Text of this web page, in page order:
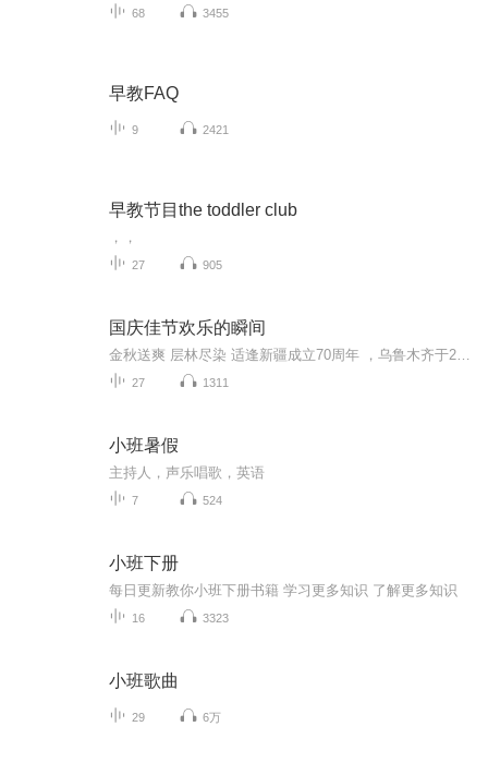
68 3455
早教FAQ
9 2421
早教节目the toddler club
，，
27 905
国庆佳节欢乐的瞬间
27 1311
小班暑假
主持人，声乐唱歌，英语
7 524
小班下册
每日更新教你小班下册书籍 学习更多知识 了解更多知识
16 3323
小班歌曲
29 6万